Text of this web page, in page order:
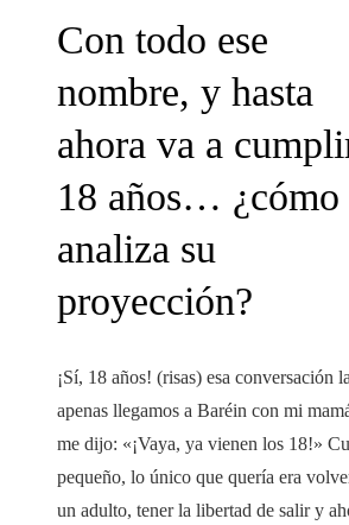
Con todo ese
nombre, y hasta
ahora va a
18 años… ¿cómo
analiza su
proyección?
¡Sí, 18 años! (risas) esa conversación
apenas llegamos a Baréin con mi
me dijo: «¡Vaya, ya vienen los 18!»
pequeño, lo único que quería era
un adulto, tener la libertad de salir y